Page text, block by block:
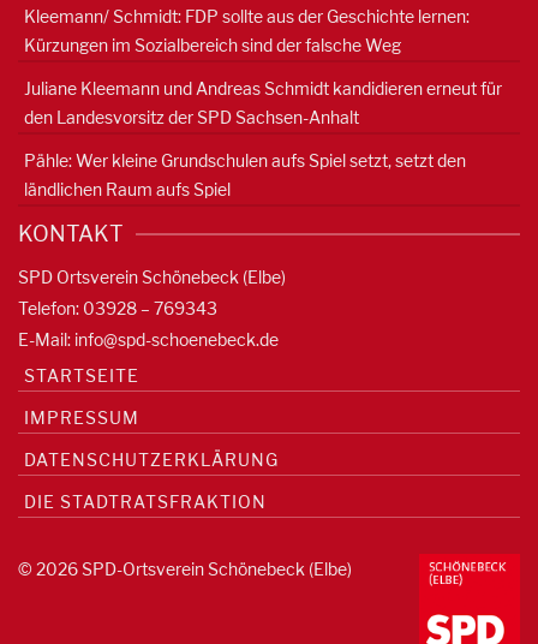
Kleemann/ Schmidt: FDP sollte aus der Geschichte lernen:
Kürzungen im Sozialbereich sind der falsche Weg
Juliane Kleemann und Andreas Schmidt kandidieren erneut für
den Landesvorsitz der SPD Sachsen-Anhalt
Pähle: Wer kleine Grundschulen aufs Spiel setzt, setzt den
ländlichen Raum aufs Spiel
KONTAKT
SPD Ortsverein Schönebeck (Elbe)
Telefon: 03928 – 769343
E-Mail: info@spd-schoenebeck.de
STARTSEITE
IMPRESSUM
DATENSCHUTZERKLÄRUNG
DIE STADTRATSFRAKTION
© 2026 SPD-Ortsverein Schönebeck (Elbe)